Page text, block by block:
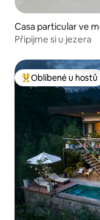
Casa particular ve
Připijme si u jezera
Nejlepší v kategorii
Oblíbené u hostů